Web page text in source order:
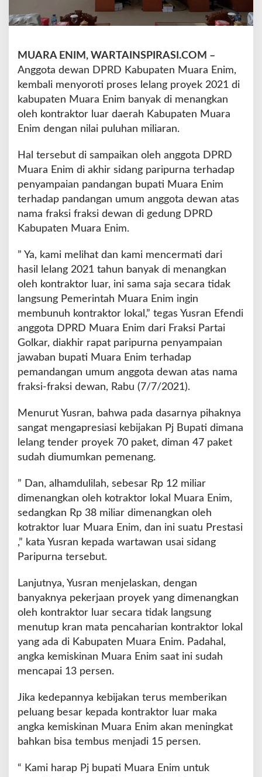
r
n
a
g
k
a
n
o
y
e
k
i
a
n
d
i
M
a
r
a
E
m
,
D
e
n
:
n
P
r
s
t
s
i
MUARA ENIM, WARTAINSPIRASI.COM –
Anggota dewan DPRD Kabupaten Muara Enim,
kembali menyoroti proses lelang proyek 2021 di
kabupaten Muara Enim banyak di menangkan
oleh kontraktor luar daerah Kabupaten Muara
Enim dengan nilai puluhan miliaran.
Hal tersebut di sampaikan oleh anggota DPRD
Muara Enim di akhir sidang paripurna terhadap
penyampaian pandangan bupati Muara Enim
terhadap pandangan umum anggota dewan atas
nama fraksi fraksi dewan di gedung DPRD
Kabupaten Muara Enim.
” Ya, kami melihat dan kami mencermati dari
hasil lelang 2021 tahun banyak di menangkan
oleh kontraktor luar, ini sama saja secara tidak
langsung Pemerintah Muara Enim ingin
membunuh kontraktor lokal,” tegas Yusran Efendi
anggota DPRD Muara Enim dari Fraksi Partai
Golkar, diakhir rapat paripurna penyampaian
jawaban bupati Muara Enim terhadap
pemandangan umum anggota dewan atas nama
fraksi-fraksi dewan, Rabu (7/7/2021).
Menurut Yusran, bahwa pada dasarnya pihaknya
sangat mengapresiasi kebijakan Pj Bupati dimana
lelang tender proyek 70 paket, diman 47 paket
sudah diumumkan pemenang.
” Dan, alhamdulilah, sebesar Rp 12 miliar
dimenangkan oleh kotraktor lokal Muara Enim,
sedangkan Rp 38 miliar dimenangkan oleh
kotraktor luar Muara Enim, dan ini suatu Prestasi
,” kata Yusran kepada wartawan usai sidang
Paripurna tersebut.
Lanjutnya, Yusran menjelaskan, dengan
banyaknya pekerjaan proyek yang dimenangkan
oleh kontraktor luar secara tidak langsung
menutup kran mata pencaharian kontraktor lokal
yang ada di Kabupaten Muara Enim. Padahal,
angka kemiskinan Muara Enim saat ini sudah
mencapai 13 persen.
Jika kedepannya kebijakan terus memberikan
peluang besar kepada kontraktor luar maka
angka kemiskinan Muara Enim akan meningkat
bahkan bisa tembus menjadi 15 persen.
“ Kami harap Pj bupati Muara Enim untuk